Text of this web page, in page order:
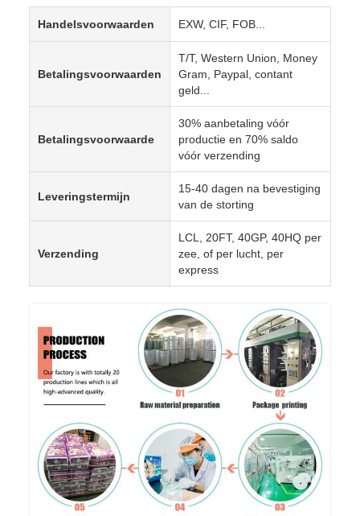
Handelsvoorwaarden EXW, CIF, FOB...
Betalingsvoorwaarden
T/T, Western Union, Money
Gram, Paypal, contant
geld...
Betalingsvoorwaarde
30% aanbetaling vóór
productie en 70% saldo
vóór verzending
Leveringstermijn
15-40 dagen na bevestiging
van de storting
Verzending
LCL, 20FT, 40GP, 40HQ per
zee, of per lucht, per
express